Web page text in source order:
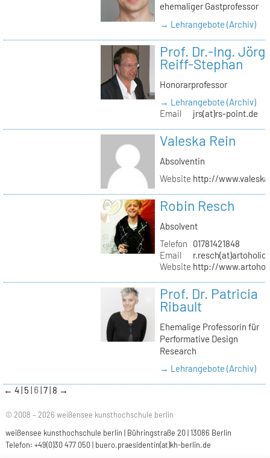
ehemaliger Gastprofessor
→ Lehrangebote (Archiv)
Prof. Dr.-Ing. Jörg
Reiff-Stephan
Honorarprofessor
→ Lehrangebote (Archiv)
Email
jrs(at)rs-point.de
Valeska Rein
Absolventin
Website http://
Robin Resch
Absolvent
Telefon
01781421848
Email
Website http://
Prof. Dr. Patricia
Ribault
Ehemalige Professorin für
Performative Design
Research
→ Lehrangebote (Archiv)
← 4 5 6 7 8 →
© 2008 – 2026 weißensee kunsthochschule berlin
weißensee kunsthochschule berlin | Bühringstraße 20 | 13086 Berlin
Telefon: +49(0)30 477 050 | buero.praesidentin(at)kh-berlin.de